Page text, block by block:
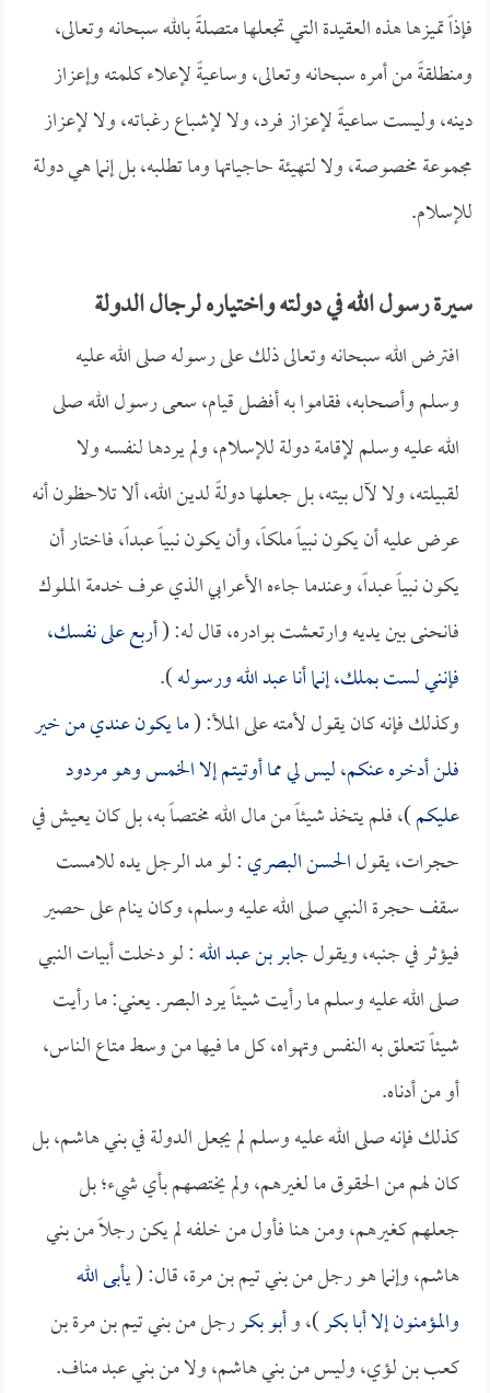
فإذاً تميزها هذه العقيدة التي تجعلها متصلةً بالله سبحانه وتعالى،
ومنطلقةً من أمره سبحانه وتعالى، وساعيةً لإعلاء كلمته وإعزاز
دينه، وليست ساعيةً لإعزاز فرد، ولا لإشباع رغباته، ولا لإعزاز
مجموعة مخصوصة، ولا لتهيئة حاجياتها وما تطلبه، بل إنما هي دولة
للإسلام.
سيرة رسول الله في دولته واختياره لرجال الدولة
افترض الله سبحانه وتعالى ذلك على رسوله صلى الله عليه
وسلم وأصحابه، فقاموا به أفضل قيام، سعى رسول الله صلى
الله عليه وسلم لإقامة دولة للإسلام، ولم يردها لنفسه ولا
لقبيلته، ولا لآل بيته، بل جعلها دولةً لدين الله، ألا تلاحظون أنه
عرض عليه أن يكون نبياً ملكاً، وأن يكون نبياً عبداً، فاختار أن
يكون نبياً عبداً، وعندما جاءه الأعرابي الذي عرف خدمة الملوك
فانحنى بين يديه وارتعشت بوادره، قال له: (أربع على نفسك،
فإنني لست بملك، إنما أنا عبد الله ورسوله).
وكذلك فإنه كان يقول لأمته على الملأ: (ما يكون عندي من خير
فلن أدخره عنكم، ليس لي مما أوتيتم إلا الخمس وهو مردود
عليكم)، فلم يتخذ شيئاً من مال الله مختصاً به، بل كان يعيش في
حجرات، يقولالحسن البصري: لو مد الرجل يده للامست
سقف حجرة النبي صلى الله عليه وسلم، وكان ينام على حصير
فيؤثر في جنبه، ويقولجابر بن عبد الله: لو دخلت أبيات النبي
صلى الله عليه وسلم ما رأيت شيئاً يرد البصر. يعني: ما رأيت
شيئاً تتعلق به النفس وتهواه، كل ما فيها من وسط متاع الناس،
أو من أدناه.
كذلك فإنه صلى الله عليه وسلم لم يجعل الدولة في بني هاشم، بل
كان لهم من الحقوق ما لغيرهم، ولم يختصهم بأي شيء؛ بل
جعلهم كغيرهم، ومن هنا فأول من خلفه لم يكن رجلاً من بني
هاشم، وإنما هو رجل من بني تيم بن مرة، قال: (يأبى الله
والمؤمنون إلاأبا بكر)، وأبو بكررجل من بني تيم بن مرة بن
كعب بن لؤي، وليس من بني هاشم، ولا من بني عبد مناف.